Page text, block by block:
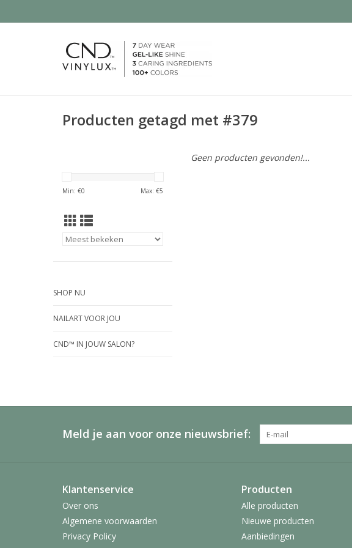
Producten getagd met #379
Min: €0 Max: €5
SHOP NU
NAILART VOOR JOU
CND™ IN JOUW SALON?
Geen producten gevonden!...
Meld je aan voor onze nieuwsbrief:
Klantenservice
Over ons
Algemene voorwaarden
Privacy Policy
Producten
Alle producten
Nieuwe producten
Aanbiedingen